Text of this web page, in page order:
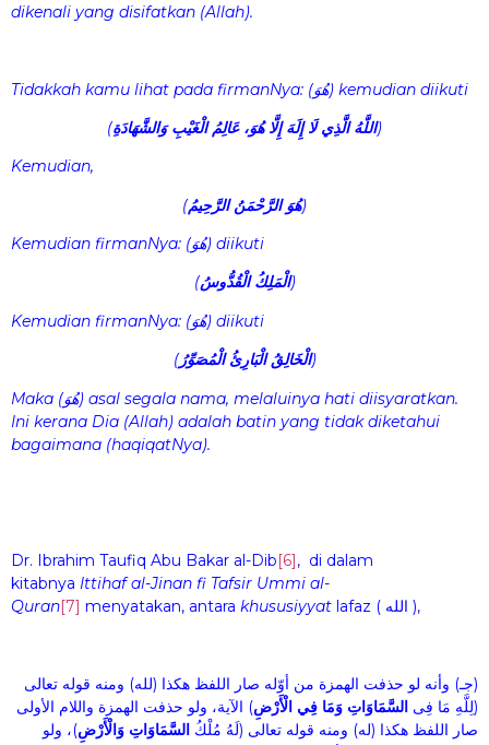
dikenali yang disifatkan (Allah).
Tidakkah kamu lihat pada firmanNya: (هُوَ) kemudian diikuti
(اللَّهُ الَّذِي لَا إِلَهَ إِلَّا هُوَ، عَالِمُ الْغَيْبِ وَالشَّهَادَةِ)
Kemudian,
(هُوَ الرَّحْمَنُ الرَّحِيمُ)
Kemudian firmanNya: (هُوَ) diikuti
(الْمَلِكُ الْقُدُّوسُ)
Kemudian firmanNya: (هُوَ) diikuti
(الْخَالِقُ الْبَارِئُ الْمُصَوِّرُ)
Maka (هُوَ) asal segala nama, melaluinya hati diisyaratkan.
Ini kerana Dia (Allah) adalah batin yang tidak diketahui
bagaimana (haqiqatNya).
Dr. Ibrahim Taufiq Abu Bakar al-Dib[6], di dalam
kitabnya Ittihaf al-Jinan fi Tafsir Ummi al-
Quran[7] menyatakan, antara khususiyyat lafaz ( الله ),
(جـ) وأنه لو حذفت الهمزة من أوّله صار اللفظ هكذا (لله) ومنه قوله تعالى
(لِلَّهِ مَا فِى السَّمَاوَاتِ وَمَا فِي الْأَرْضِ) الآية، ولو حذفت الهمزة واللام الأولى
صار اللفظ هكذا (له) ومنه قوله تعالى (لَهُ مُلْكُ السَّمَاوَاتِ وَالْأَرْضِ)، ولو